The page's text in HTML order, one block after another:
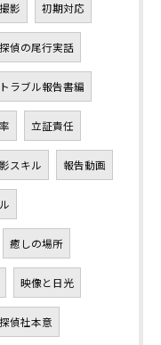
影 初期対応
偵の尾行実話
ラブル報告書編
立証責任
スキル 報告動画
癒しの場所
映像と日光
偵社本意